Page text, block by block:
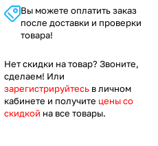
Вы можете оплатить заказ
после доставки и проверки
товара!
Нет скидки на товар? Звоните,
сделаем! Или
зарегистрируйтесь в личном
кабинете и получите цены со
скидкой на все товары.